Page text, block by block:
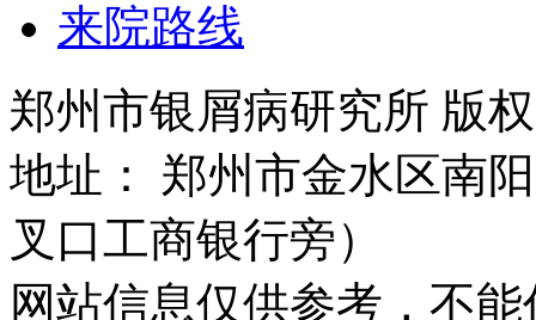
来院路线
郑州市银屑病研究所 版
地址： 郑州市金水区南
叉口工商银行旁）
网站信息仅供参考，不